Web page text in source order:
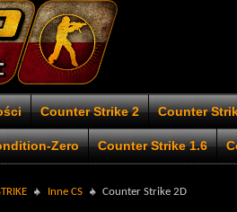
Counter Strike 2 Counter
Zero Counter Strike 1.6
Inne CS Counter Strike 2D